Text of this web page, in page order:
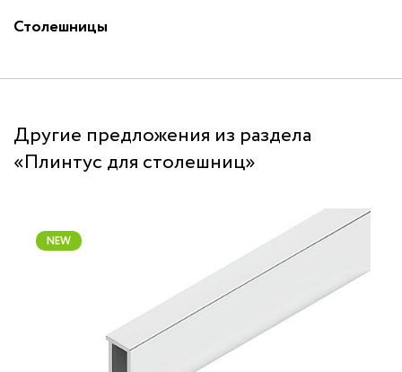
Столешницы
Другие предложения из раздела
«Плинтус для столешниц»
NEW